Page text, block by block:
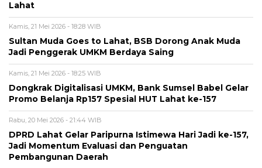
Lahat
Kamis, 21 Mei 2026 - 18:28 WIB
Sultan Muda Goes to Lahat, BSB Dorong Anak Muda
Jadi Penggerak UMKM Berdaya Saing
Kamis, 21 Mei 2026 - 18:25 WIB
Dongkrak Digitalisasi UMKM, Bank Sumsel Babel Gelar
Promo Belanja Rp157 Spesial HUT Lahat ke-157
Rabu, 20 Mei 2026 - 21:44 WIB
DPRD Lahat Gelar Paripurna Istimewa Hari Jadi ke-157,
Jadi Momentum Evaluasi dan Penguatan
Pembangunan Daerah